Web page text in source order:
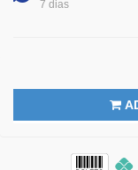
7 dias